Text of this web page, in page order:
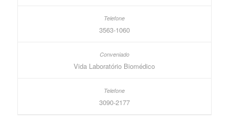
3563-1060
Vida Laboratório Biomédico
3090-2177